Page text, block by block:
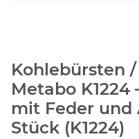
Kohlebürsten
Metabo K1224
mit Feder und
Stück (K1224)